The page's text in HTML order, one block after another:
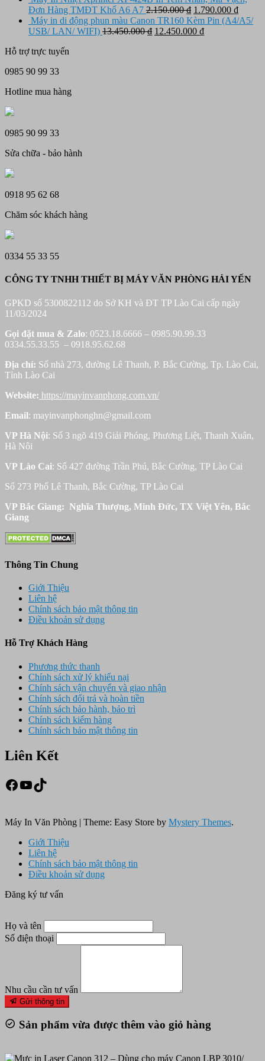
10.950.000 ₫.
là:
12.500.000 ₫.
tại
là:
11.450.000 ₫.
Đơn Hàng TMĐT Khổ A6 A7 2.150.000₫ Giá
gốc
là:
1.790.000 ₫Giá
hiện
Máy in di động phun màu Canon TR160 Kèm Pin (A4/A5/
USB/ LAN/ WIFI) 13.450.000₫ Giá
12.450.000 ₫Giá
Hỗ trợ trực tuyến
0985 90 99 33
Hotline mua hàng
0985 90 99 33
Sửa chữa - bảo hành
0918 95 62 68
Chăm sóc khách hàng
0334 55 33 55
CÔNG TY TNHH THIẾT BỊ MÁY VĂN PHÒNG HẢI YẾN
GPKD số 5300822112 do Sở KH và ĐT TP Lào Cai cấp ngày
11/03/2024
Gọi đặt mua & Zalo: 0523.18.6666 – 0985.90.99.33
0334.55.33.55 – 0918.95.62.68
Địa chỉ: Số nhà 273, đường Lê Thanh, P. Bắc Cường, Tp. Lào Cai,
Tỉnh Lào Cai
Website: https://mayinvanphong.com.vn/
Email: mayinvanphonghn@gmail.com
VP Hà Nội: Số 3 ngõ 419 Giải Phóng, Phương Liệt, Thanh Xuân,
Hà Nôi
VP Lào Cai: Số 427 đường Trần Phú, Bắc Cường, TP Lào Cai
Số 273 Phố Lê Thanh, Bắc Cường, TP Lào Cai
VP Bắc Giang: Nghĩa Thượng, Minh Đức, TX Việt Yên, Bắc
Giang
Thông Tin Chung
Giới Thiệu
Liên hệ
Chính sách bảo mật thông tin
Điều khoản sử dụng
Hỗ Trợ Khách Hàng
Phương thức thanh
Chính sách xử lý khiếu nại
Chính sách vận chuyển và giao nhận
Chính sách đổi trả và hoàn tiền
Chính sách bảo hành, bảo trì
Chính sách kiểm hàng
Chính sách bảo mật thông tin
Liên Kết
Facebook
Youtube
TikTok
Máy In Văn Phòng | Theme: Easy Store by Mystery Themes.
Giới Thiệu
Liên hệ
Chính sách bảo mật thông tin
Điều khoản sử dụng
Đăng ký tư vấn
Họ và tên
Số điện thoại
Nhu cầu cần tư vấn
Gửi thông tin
Sản phẩm vừa được thêm vào giỏ hàng